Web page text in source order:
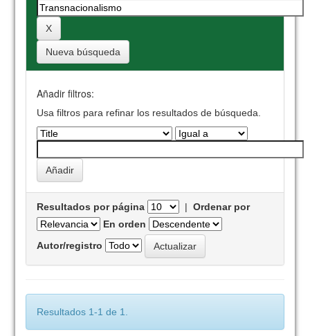
Nueva búsqueda
Añadir filtros:
Usa filtros para refinar los resultados de búsqueda.
Resultados por página |Ordenar por
En orden
Autor/registro
Resultados 1-1 de 1.